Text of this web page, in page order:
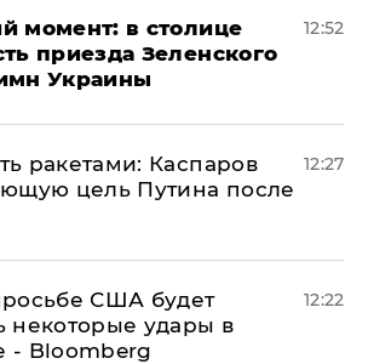
момент: в столице
приезда Зеленского
Украины
12:52
ракетами: Каспаров
цель Путина после
12:27
США будет
некоторые удары в
- Bloomberg
12:22